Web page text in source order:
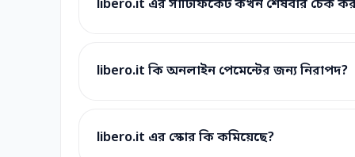
libero.it এর সার্টিফিকেট কখন শেষবার চেক
libero.it কি অনলাইন পেমেন্টের জন্য নিরাপদ?
libero.it এর স্কোর কি কমিয়েছে?